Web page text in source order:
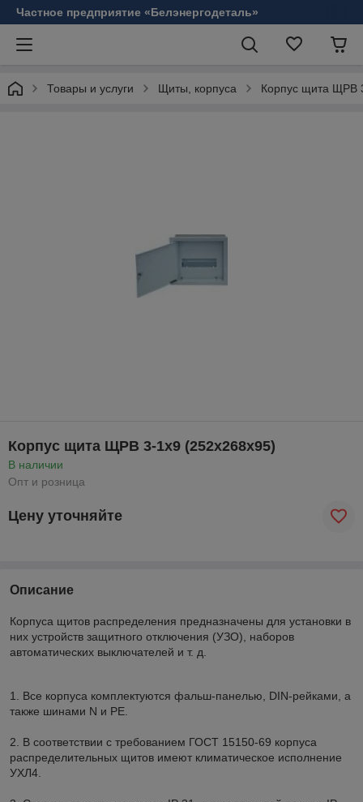
Частное предприятие «Белэнергодеталь»
Товары и услуги Щиты, корпуса Корпус щита ЩРВ
Корпус щита ЩРВ 3-1х9 (252х268х95)
В наличии
Опт и розница
Цену уточняйте
Описание
Корпуса щитов распределения предназначены для установки в
них устройств защитного отключения (УЗО), наборов
автоматических выключателей и т. д.
1. Все корпуса комплектуются фальш-панелью, DIN-рейками, а
также шинами N и РЕ.
2. В соответствии с требованием ГОСТ 15150-69 корпуса
распределительных щитов имеют климатическое исполнение
УХЛ4.